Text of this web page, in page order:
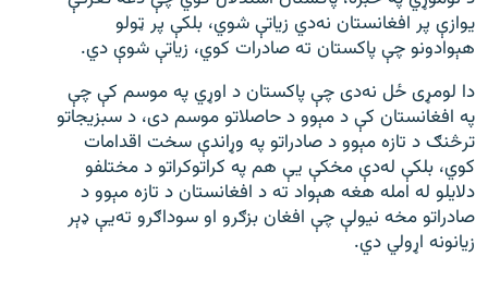
یوازې پر افغانستان نه‌دي زیاتې شوي، بلکې پر ټولو
هېوادونو چې پاکستان ته صادرات کوي، زیاتې شوې دي.
دا لومړی ځل نه‌دی چې پاکستان د اوړي په موسم کې چې
په افغانستان کې د مېوو د حاصلاتو موسم دی، د سبزیجاتو
ترڅنګ د تازه مېوو د صادراتو په وړاندې سخت اقدامات
کوي، بلکې له‌دې مخکې یې هم په کراتوکراتو د مختلفو
دلایلو له امله هغه هېواد ته د افغانستان د تازه مېوو د
صادراتو مخه نیولې چې افغان بزګرو او سوداګرو ته‌یې ډېر
زیانونه اړولي دي.